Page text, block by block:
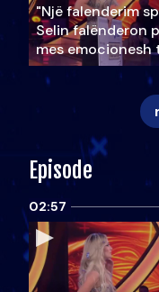
"Një falenderim
Selin falënderon
mes emocionesh
Episode
02:57